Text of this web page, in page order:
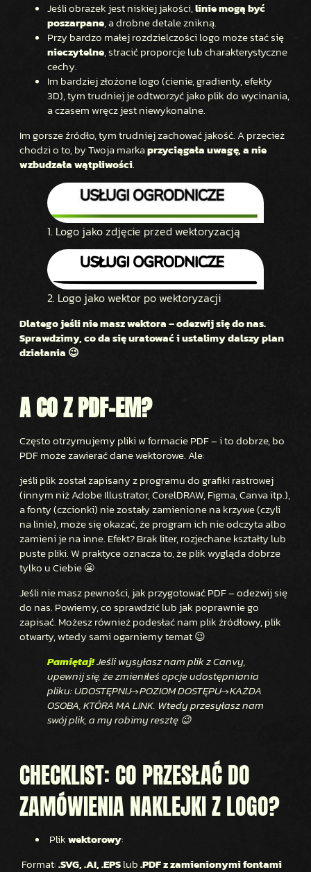
Jeśli obrazek jest niskiej jakości,linie mogą być
poszarpane, a drobne detale znikną.
Przy bardzo małej rozdzielczości logo może stać się
nieczytelne, stracić proporcje lub charakterystyczne
cechy.
Im bardziej złożone logo (cienie, gradienty, efekty
3D), tym trudniej je odtworzyć jako plik do wycinania,
a czasem wręcz jest niewykonalne.
Im gorsze źródło, tym trudniej zachować jakość. A przecież
chodzi o to, by Twoja markaprzyciągała uwagę, a nie
wzbudzała wątpliwości.
1. Logo jako zdjęcie przed wektoryzacją
2. Logo jako wektor po wektoryzacji
Dlatego jeśli nie masz wektora – odezwij się do nas.
Sprawdzimy, co da się uratować i ustalimy dalszy plan
działania 😉
A CO Z PDF-EM?
Często otrzymujemy pliki w formacie PDF – i to dobrze, bo
PDF może zawierać dane wektorowe. Ale:
jeśli plik został zapisany z programu do grafiki rastrowej
(innym niż Adobe Illustrator, CorelDRAW, Figma, Canva itp.),
a fonty (czcionki) nie zostały zamienione na krzywe (czyli
na linie), może się okazać, że program ich nie odczyta albo
zamieni je na inne. Efekt? Brak liter, rozjechane kształty lub
puste pliki. W praktyce oznacza to, że plik wygląda dobrze
tylko u Ciebie 😬
Jeśli nie masz pewności, jak przygotować PDF – odezwij się
do nas. Powiemy, co sprawdzić lub jak poprawnie go
zapisać. Możesz również podesłać nam plik źródłowy, plik
otwarty, wtedy sami ogarniemy temat 😉
Pamiętaj!Jeśli wysyłasz nam plik z Canvy,
upewnij się, że zmieniłeś opcje udostępniania
pliku: UDOSTĘPNIJ→POZIOM DOSTĘPU→KAŻDA
OSOBA, KTÓRA MA LINK. Wtedy przesyłasz nam
swój plik, a my robimy resztę 😉
CHECKLIST: CO PRZESŁAĆ DO
ZAMÓWIENIA NAKLEJKI Z LOGO?
Plikwektorowy:
Format:.SVG, .AI, .EPSlub.PDF z zamienionymi fontami